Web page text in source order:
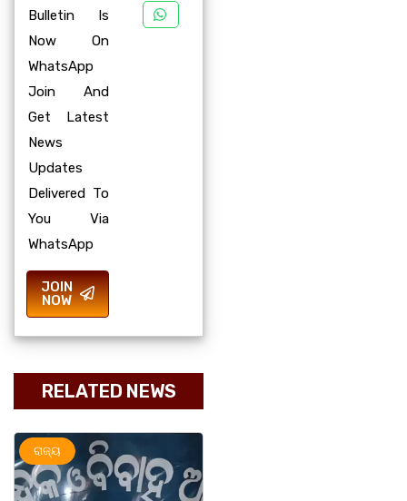
Bulletin Is
Now On
WhatsApp
Join And
Get Latest
News
Updates
Delivered To
You Via
WhatsApp
JOIN
NOW
RELATED NEWS
ଅପରାଧ